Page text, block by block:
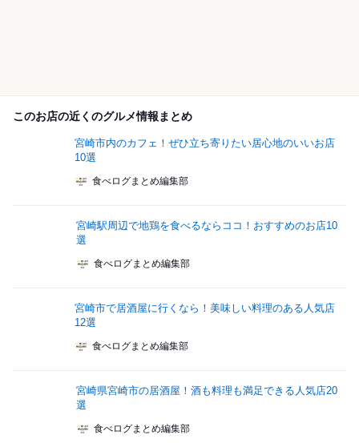
このお店の近くのグルメ情報まとめ
宮崎市内のカフェ！ぜひ立ち寄りたい居心地のいいお店
10選
食べログまとめ編集部
宮崎駅周辺で地鶏を食べるならココ！おすすめのお店10
選
食べログまとめ編集部
宮崎市で居酒屋に行くなら！美味しい料理のある人気店
12選
食べログまとめ編集部
宮崎県宮崎市の居酒屋！酒も料理も満足できる人気店20
選
食べログまとめ編集部